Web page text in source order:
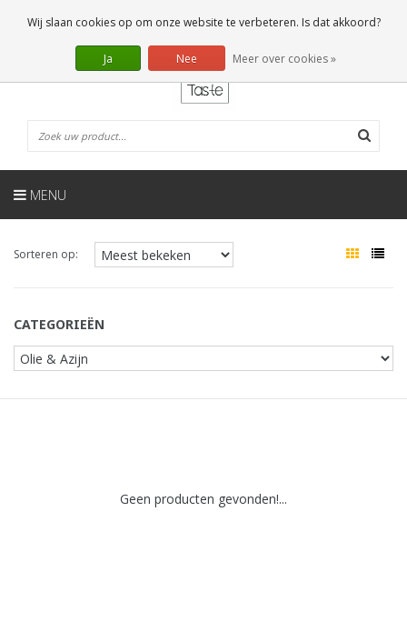
0 Artikelen
NL
MENU
Sorteren op:
CATEGORIEËN
Geen producten gevonden!...
Wij slaan cookies op om onze website te verbeteren. Is dat akkoord?
Ja Nee Meer over cookies »